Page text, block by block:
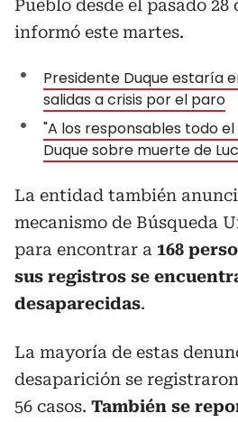
Pueblo desde el pasado 28
informó este martes.
Presidente Duque estaría
salidas a crisis por el paro
"A los responsables todo el
Duque sobre muerte de
La entidad también
mecanismo de Búsqueda
para encontrar a 168
sus registros se
desaparecidas.
La mayoría de estas
desaparición se
56 casos. También se